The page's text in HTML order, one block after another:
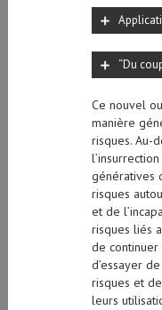
“Du
Ce nouvel
manière
risques. Au-
génératives
risques
et de
risques liés
de
d’essayer
risques et
leurs